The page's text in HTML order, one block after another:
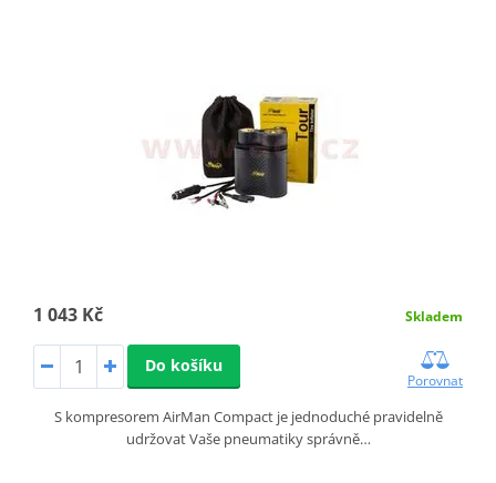
1 043 Kč Skladem
Do košíku
Porovnat
S kompresorem AirMan Compact je jednoduché pravidelně
udržovat Vaše pneumatiky správně…